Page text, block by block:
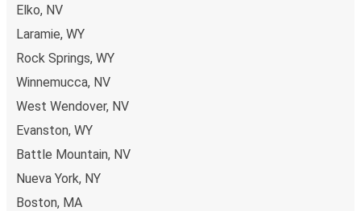
Elko, NV
Laramie, WY
Rock Springs, WY
Winnemucca, NV
West Wendover, NV
Evanston, WY
Battle Mountain, NV
Nueva York, NY
Boston, MA